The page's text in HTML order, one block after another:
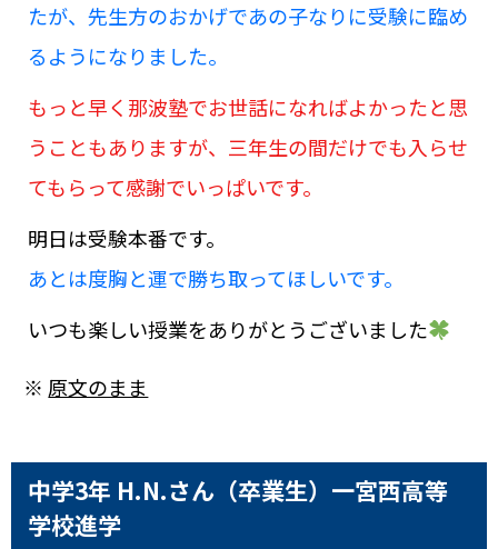
たが、先生方のおかげであの子なりに受験に臨め
るようになりました。
もっと早く那波塾でお世話になればよかったと思
うこともありますが、三年生の間だけでも入らせ
てもらって感謝でいっぱいです。
明日は受験本番です。
あとは度胸と運で勝ち取ってほしいです。
いつも楽しい授業をありがとうございました
※ 原文のまま
中学3年 H.N.さん（卒業生） 一宮西高等
学校進学